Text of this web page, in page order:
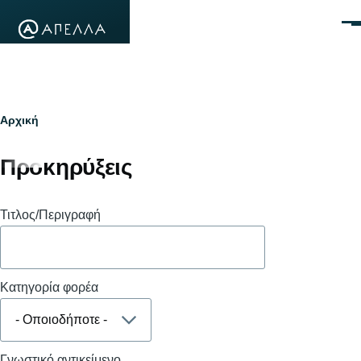
Breadcrumb
Αρχική
Προκηρύξεις
Τιτλος/Περιγραφή
Κατηγορία φορέα